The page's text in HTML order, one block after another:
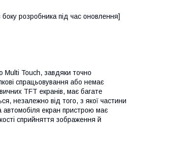
боку розробника під час оновлення]
Touch, завдяки точно
спрацьовування або немає
TFT екранів, має багате
незалежно від того, з якої частини
екран пристрою має
сприйняття зображення й